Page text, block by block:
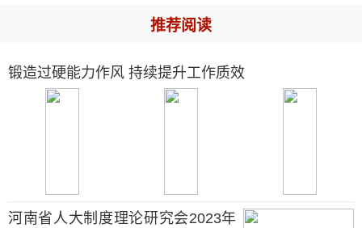
推荐阅读
锻造过硬能力作风 持续提升工作质效
河南省人大制度理论研究会2023年